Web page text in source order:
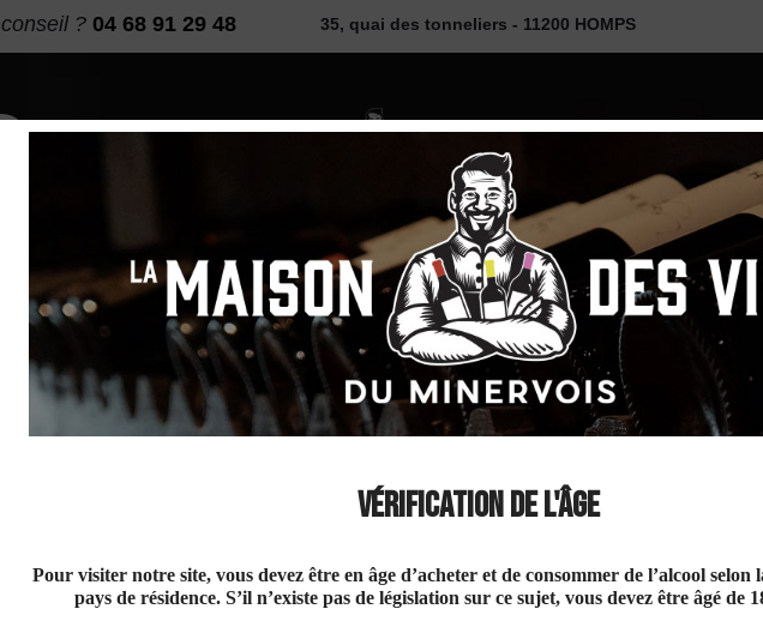
Vérification de l'âge
Pour visiter notre site, vous devez être en âge d’acheter et de consommer de l’alcool selon
pays de résidence. S’il n’existe pas de législation sur ce sujet, vous devez être âgé de
? 04 68 91 29 48 35, quai des tonneliers - 11200 HOMPS
MAISON DES VINS SELECTION
2026
COUP DE ❤
Minervois Rosé 2025 Magnum
Château La
Minervois Rosé 2025